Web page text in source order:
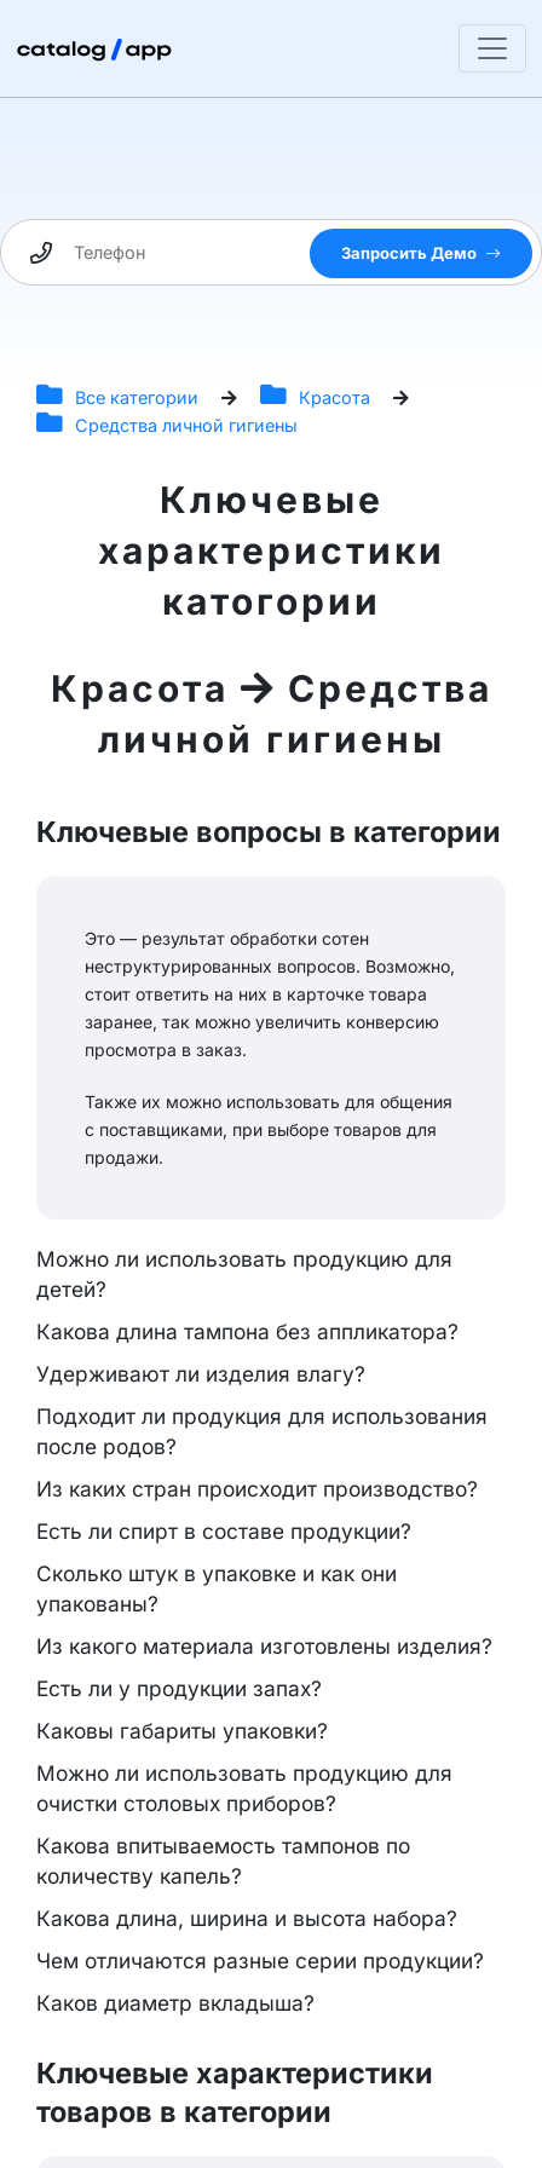
Запросить Демо
Все категории
Красота
Средства личной гигиены
Ключевые
характеристики
катогории
Красота
Средства
личной гигиены
Ключевые вопросы в категории
Это — результат обработки сотен
неструктурированных вопросов. Возможно,
стоит ответить на них в карточке товара
заранее, так можно увеличить конверсию
просмотра в заказ.
Также их можно использовать для общения
с поставщиками, при выборе товаров для
продажи.
Можно ли использовать продукцию для
детей?
Какова длина тампона без аппликатора?
Удерживают ли изделия влагу?
Подходит ли продукция для использования
после родов?
Из каких стран происходит производство?
Есть ли спирт в составе продукции?
Сколько штук в упаковке и как они
упакованы?
Из какого материала изготовлены изделия?
Есть ли у продукции запах?
Каковы габариты упаковки?
Можно ли использовать продукцию для
очистки столовых приборов?
Какова впитываемость тампонов по
количеству капель?
Какова длина, ширина и высота набора?
Чем отличаются разные серии продукции?
Каков диаметр вкладыша?
Ключевые характеристики
товаров в категории